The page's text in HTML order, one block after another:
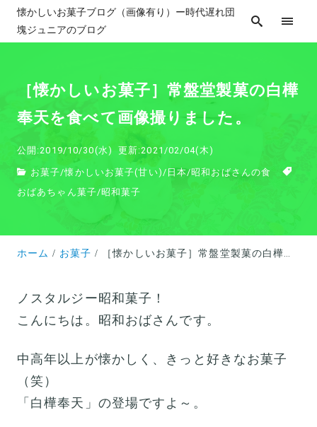
懐かしいお菓子ブログ（画像有り）ー時代遅れ団
塊ジュニアのブログ
［懐かしいお菓子］常盤堂製菓の白樺
奉天を食べて画像撮りました。
公開:2019/10/30(水) 更新:2021/02/04(木)
お菓子/懐かしいお菓子(甘い) / 日本/昭和おばさんの食
おばあちゃん菓子/昭和菓子
ホーム お菓子 ［懐かしいお菓子］常盤堂製菓の白樺奉天を食べて画像撮りました。
ノスタルジー昭和菓子！
こんにちは。昭和おばさんです。
中高年以上が懐かしく、きっと好きなお菓子
（笑）
「白樺奉天」の登場ですよ～。